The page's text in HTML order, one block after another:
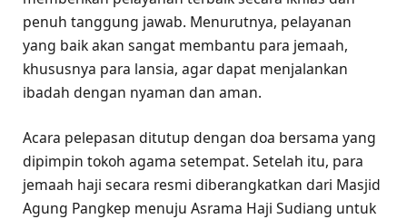
penuh tanggung jawab. Menurutnya, pelayanan
yang baik akan sangat membantu para jemaah,
khususnya para lansia, agar dapat menjalankan
ibadah dengan nyaman dan aman.
Acara pelepasan ditutup dengan doa bersama yang
dipimpin tokoh agama setempat. Setelah itu, para
jemaah haji secara resmi diberangkatkan dari Masjid
Agung Pangkep menuju Asrama Haji Sudiang untuk